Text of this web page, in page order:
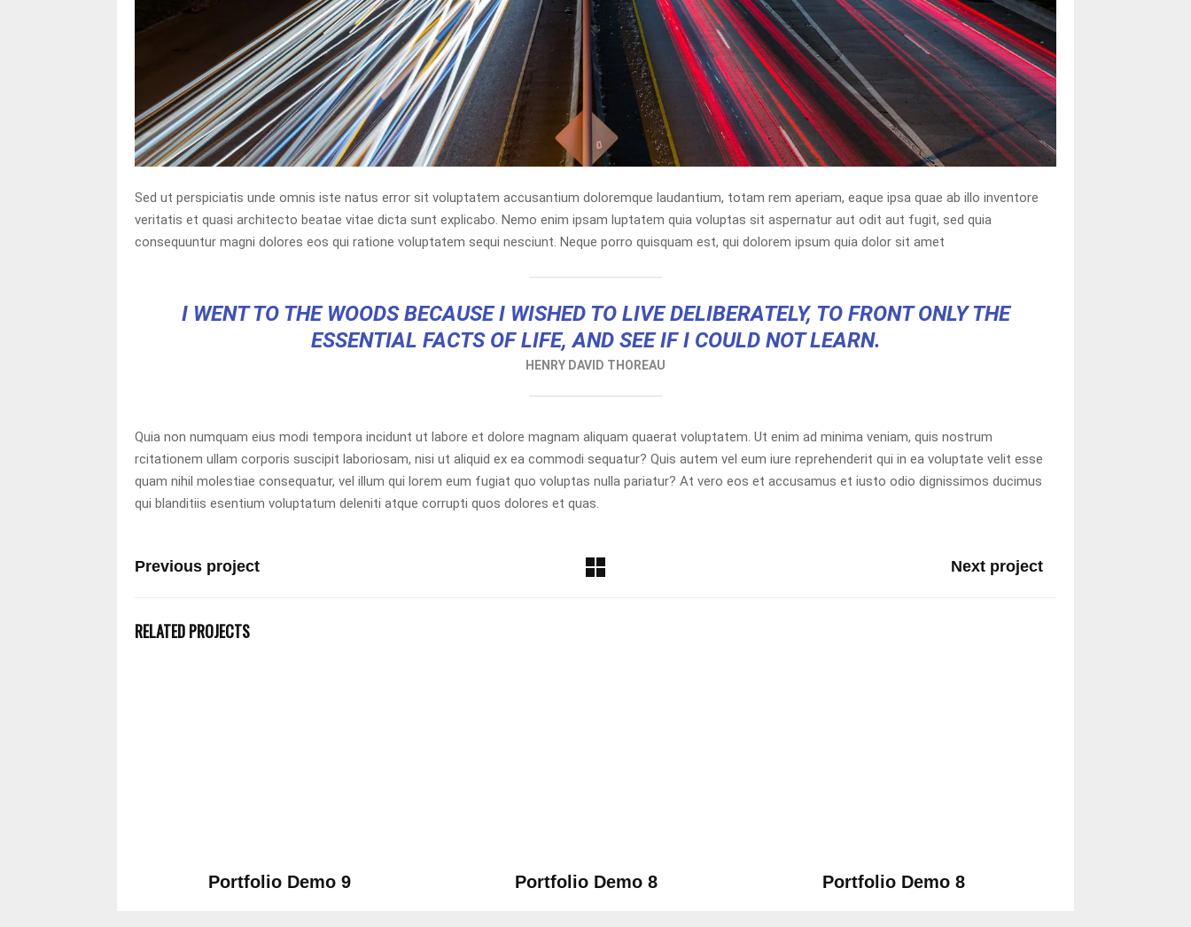
Sed ut perspiciatis unde omnis iste natus error sit voluptatem accusantium doloremque laudantium, totam rem aperiam, eaque ipsa quae ab illo inventore
veritatis et quasi architecto beatae vitae dicta sunt explicabo. Nemo enim ipsam luptatem quia voluptas sit aspernatur aut odit aut fugit, sed quia
consequuntur magni dolores eos qui ratione voluptatem sequi nesciunt. Neque porro quisquam est, qui dolorem ipsum quia dolor sit amet
I WENT TO THE WOODS BECAUSE I WISHED TO LIVE DELIBERATELY, TO FRONT ONLY THE
ESSENTIAL FACTS OF LIFE, AND SEE IF I COULD NOT LEARN.
HENRY DAVID THOREAU
Quia non numquam eius modi tempora incidunt ut labore et dolore magnam aliquam quaerat voluptatem. Ut enim ad minima veniam, quis nostrum
rcitationem ullam corporis suscipit laboriosam, nisi ut aliquid ex ea commodi sequatur? Quis autem vel eum iure reprehenderit qui in ea voluptate velit esse
quam nihil molestiae consequatur, vel illum qui lorem eum fugiat quo voluptas nulla pariatur? At vero eos et accusamus et iusto odio dignissimos ducimus
qui blanditiis esentium voluptatum deleniti atque corrupti quos dolores et quas.
Previous project Next project
RELATED PROJECTS
Portfolio Demo 9 Portfolio Demo 8 Portfolio Demo 8